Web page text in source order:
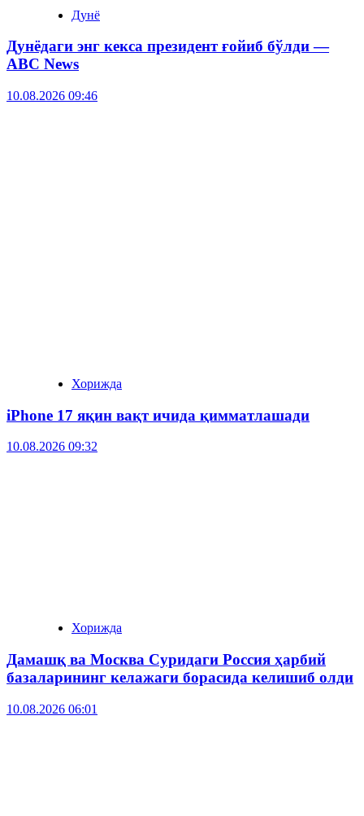
Дунё
Дунёдаги энг кекса президент ғойиб бўлди —
ABC News
10.08.2026 09:46
Хорижда
iPhone 17 яқин вақт ичида қимматлашади
10.08.2026 09:32
Хорижда
Дамашқ ва Москва Суридаги Россия ҳарбий
базаларининг келажаги борасида келишиб олди
10.08.2026 06:01